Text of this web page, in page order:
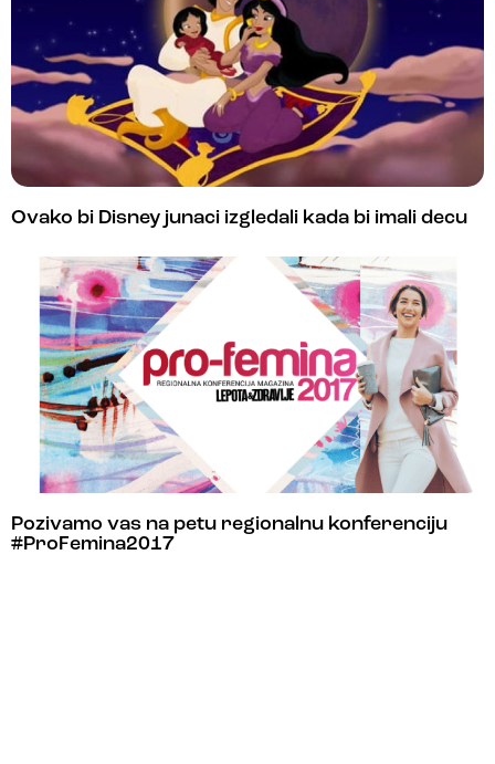
Ovako bi Disney junaci izgledali kada bi imali decu
Pozivamo vas na petu regionalnu konferenciju
#ProFemina2017